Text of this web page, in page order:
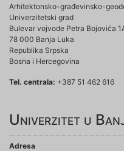
Arhitektonsko-građevinsko-
Univerzitetski grad
Bulevar vojvode Petra Bojovića
78 000 Banja Luka
Republika Srpska
Bosna i Hercegovina
Tel. centrala: +387 51 462 616
Univerzitet u
Adresa